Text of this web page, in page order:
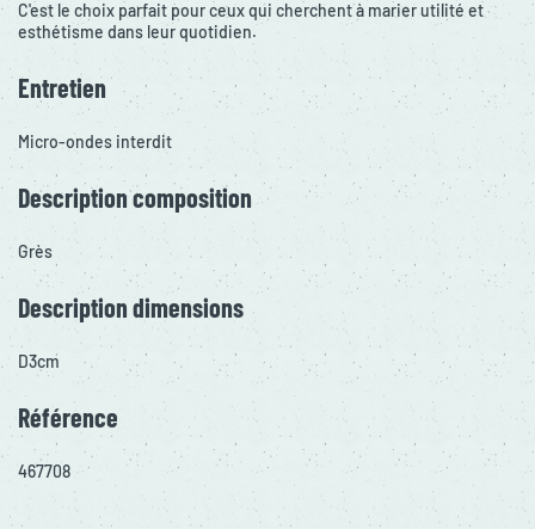
C'est le choix parfait pour ceux qui cherchent à marier utilité et
esthétisme dans leur quotidien.
Entretien
Micro-ondes interdit
Description composition
Grès
Description dimensions
D3cm
Référence
467708